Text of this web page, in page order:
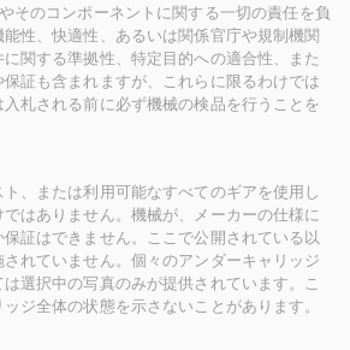
そのコンポーネントに関する一切の責任を負
性、快適性、あるいは関係官庁や規制機関
関する準拠性、特定目的への適合性、また
証も含まれますが、これらに限るわけでは
札される前に必ず機械の検品を行うことを
、または利用可能なすべてのギアを使用し
はありません。機械が、メーカーの仕様に
証はできません。ここで公開されている以
れていません。個々のアンダーキャリッジ
選択中の写真のみが提供されています。こ
ジ全体の状態を示さないことがあります。